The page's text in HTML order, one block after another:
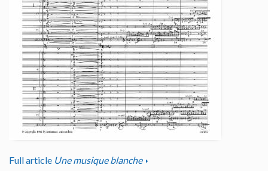
Full article Une musique blanche